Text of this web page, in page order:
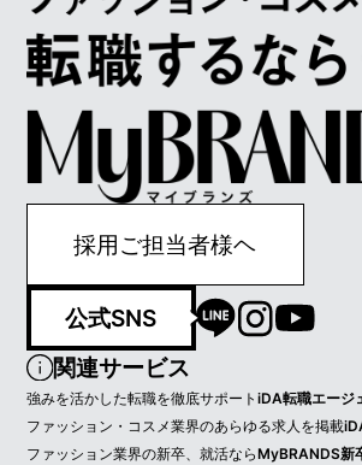
採用ご担当者様ヘ
公式SNS
関連サービス
強みを活かした転職を徹底サポートiDA転職エージ
ファッション・コスメ業界のあらゆる求人を掲載
ファッション業界の新卒、就活ならMyBRANDS新